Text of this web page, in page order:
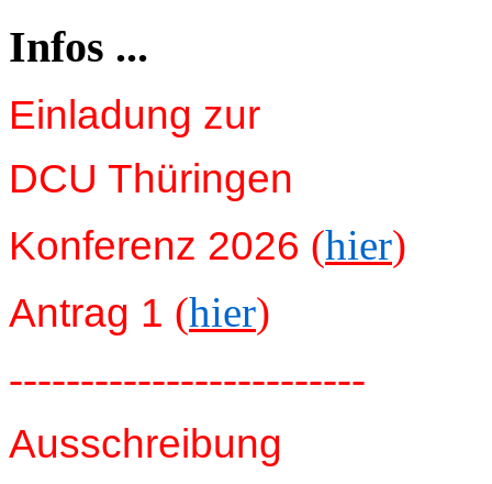
Infos ...
Einladung zur
DCU Thüringen
Konferenz 2026 (hier)
Antrag 1 (hier)
-------------------------
Ausschreibung